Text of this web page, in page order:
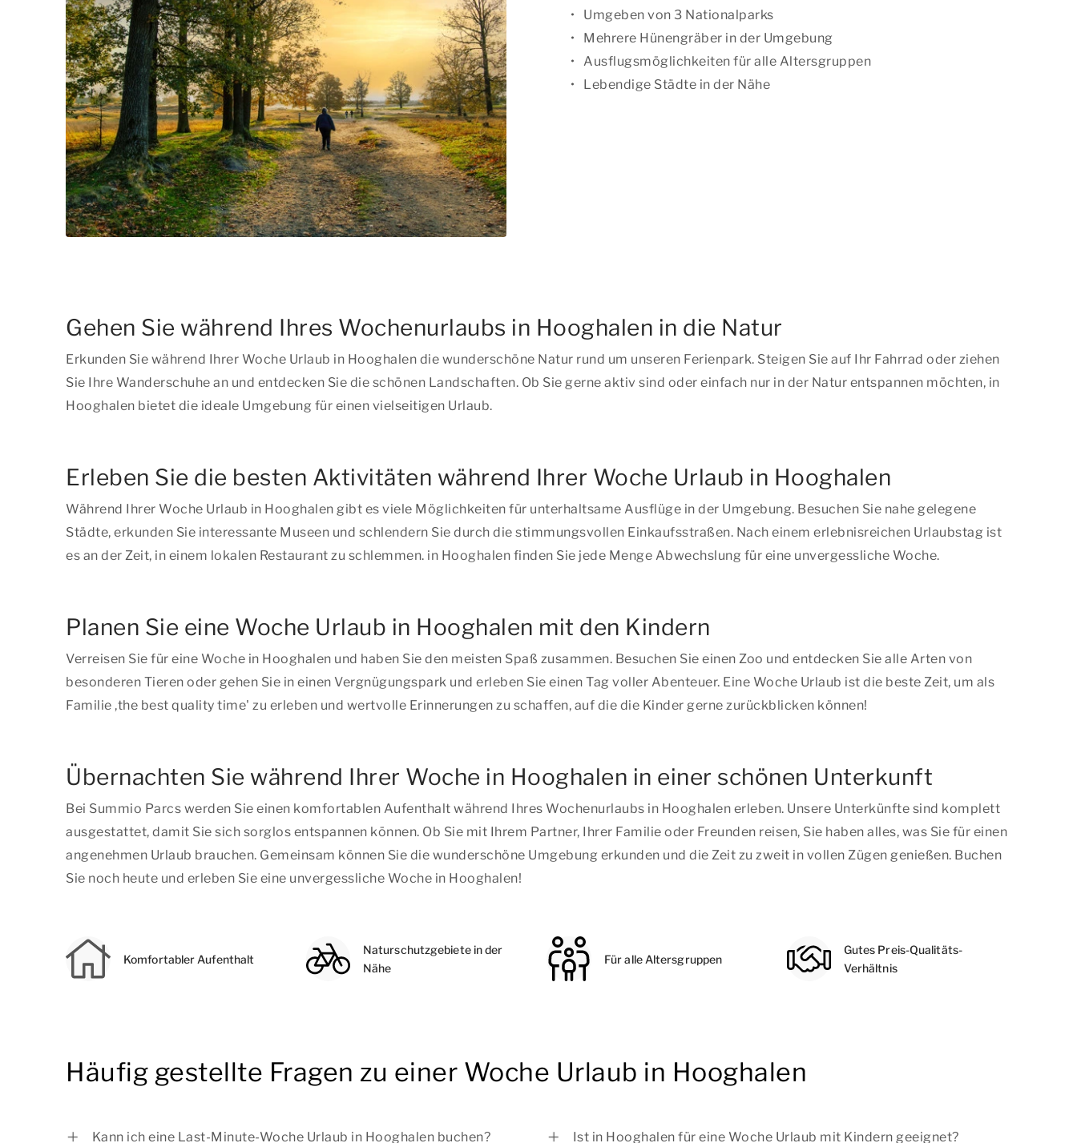
Umgeben von 3 Nationalparks
Mehrere Hünengräber in der Umgebung
Ausflugsmöglichkeiten für alle Altersgruppen
Lebendige Städte in der Nähe
Gehen Sie während Ihres Wochenurlaubs in Hooghalen in die Natur
Erkunden Sie während Ihrer Woche Urlaub in Hooghalen die wunderschöne Natur rund um unseren Ferienpark. Steigen Sie auf Ihr Fahrrad oder ziehen
Sie Ihre Wanderschuhe an und entdecken Sie die schönen Landschaften. Ob Sie gerne aktiv sind oder einfach nur in der Natur entspannen möchten, in
Hooghalen bietet die ideale Umgebung für einen vielseitigen Urlaub.
Erleben Sie die besten Aktivitäten während Ihrer Woche Urlaub in Hooghalen
Während Ihrer Woche Urlaub in Hooghalen gibt es viele Möglichkeiten für unterhaltsame Ausflüge in der Umgebung. Besuchen Sie nahe gelegene
Städte, erkunden Sie interessante Museen und schlendern Sie durch die stimmungsvollen Einkaufsstraßen. Nach einem erlebnisreichen Urlaubstag ist
es an der Zeit, in einem lokalen Restaurant zu schlemmen. in Hooghalen finden Sie jede Menge Abwechslung für eine unvergessliche Woche.
Planen Sie eine Woche Urlaub in Hooghalen mit den Kindern
Verreisen Sie für eine Woche in Hooghalen und haben Sie den meisten Spaß zusammen. Besuchen Sie einen Zoo und entdecken Sie alle Arten von
besonderen Tieren oder gehen Sie in einen Vergnügungspark und erleben Sie einen Tag voller Abenteuer. Eine Woche Urlaub ist die beste Zeit, um als
Familie ,the best quality time' zu erleben und wertvolle Erinnerungen zu schaffen, auf die die Kinder gerne zurückblicken können!
Übernachten Sie während Ihrer Woche in Hooghalen in einer schönen Unterkunft
Bei Summio Parcs werden Sie einen komfortablen Aufenthalt während Ihres Wochenurlaubs in Hooghalen erleben. Unsere Unterkünfte sind komplett
ausgestattet, damit Sie sich sorglos entspannen können. Ob Sie mit Ihrem Partner, Ihrer Familie oder Freunden reisen, Sie haben alles, was Sie für einen
angenehmen Urlaub brauchen. Gemeinsam können Sie die wunderschöne Umgebung erkunden und die Zeit zu zweit in vollen Zügen genießen. Buchen
Sie noch heute und erleben Sie eine unvergessliche Woche in Hooghalen!
Komfortabler Aufenthalt
Naturschutzgebiete in der
Nähe
Für alle Altersgruppen
Gutes Preis-Qualitäts-
Verhältnis
Häufig gestellte Fragen zu einer Woche Urlaub in Hooghalen
Kann ich eine Last-Minute-Woche Urlaub in Hooghalen buchen? Ist in Hooghalen für eine Woche Urlaub mit Kindern geeignet?